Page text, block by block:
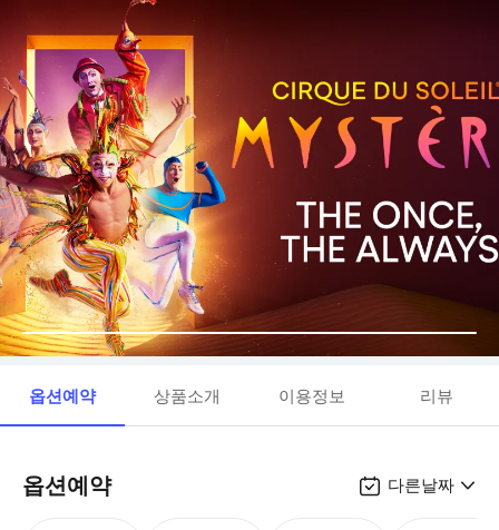
옵션예약 상품소개 이용정보 리뷰
옵션예약 다른날짜